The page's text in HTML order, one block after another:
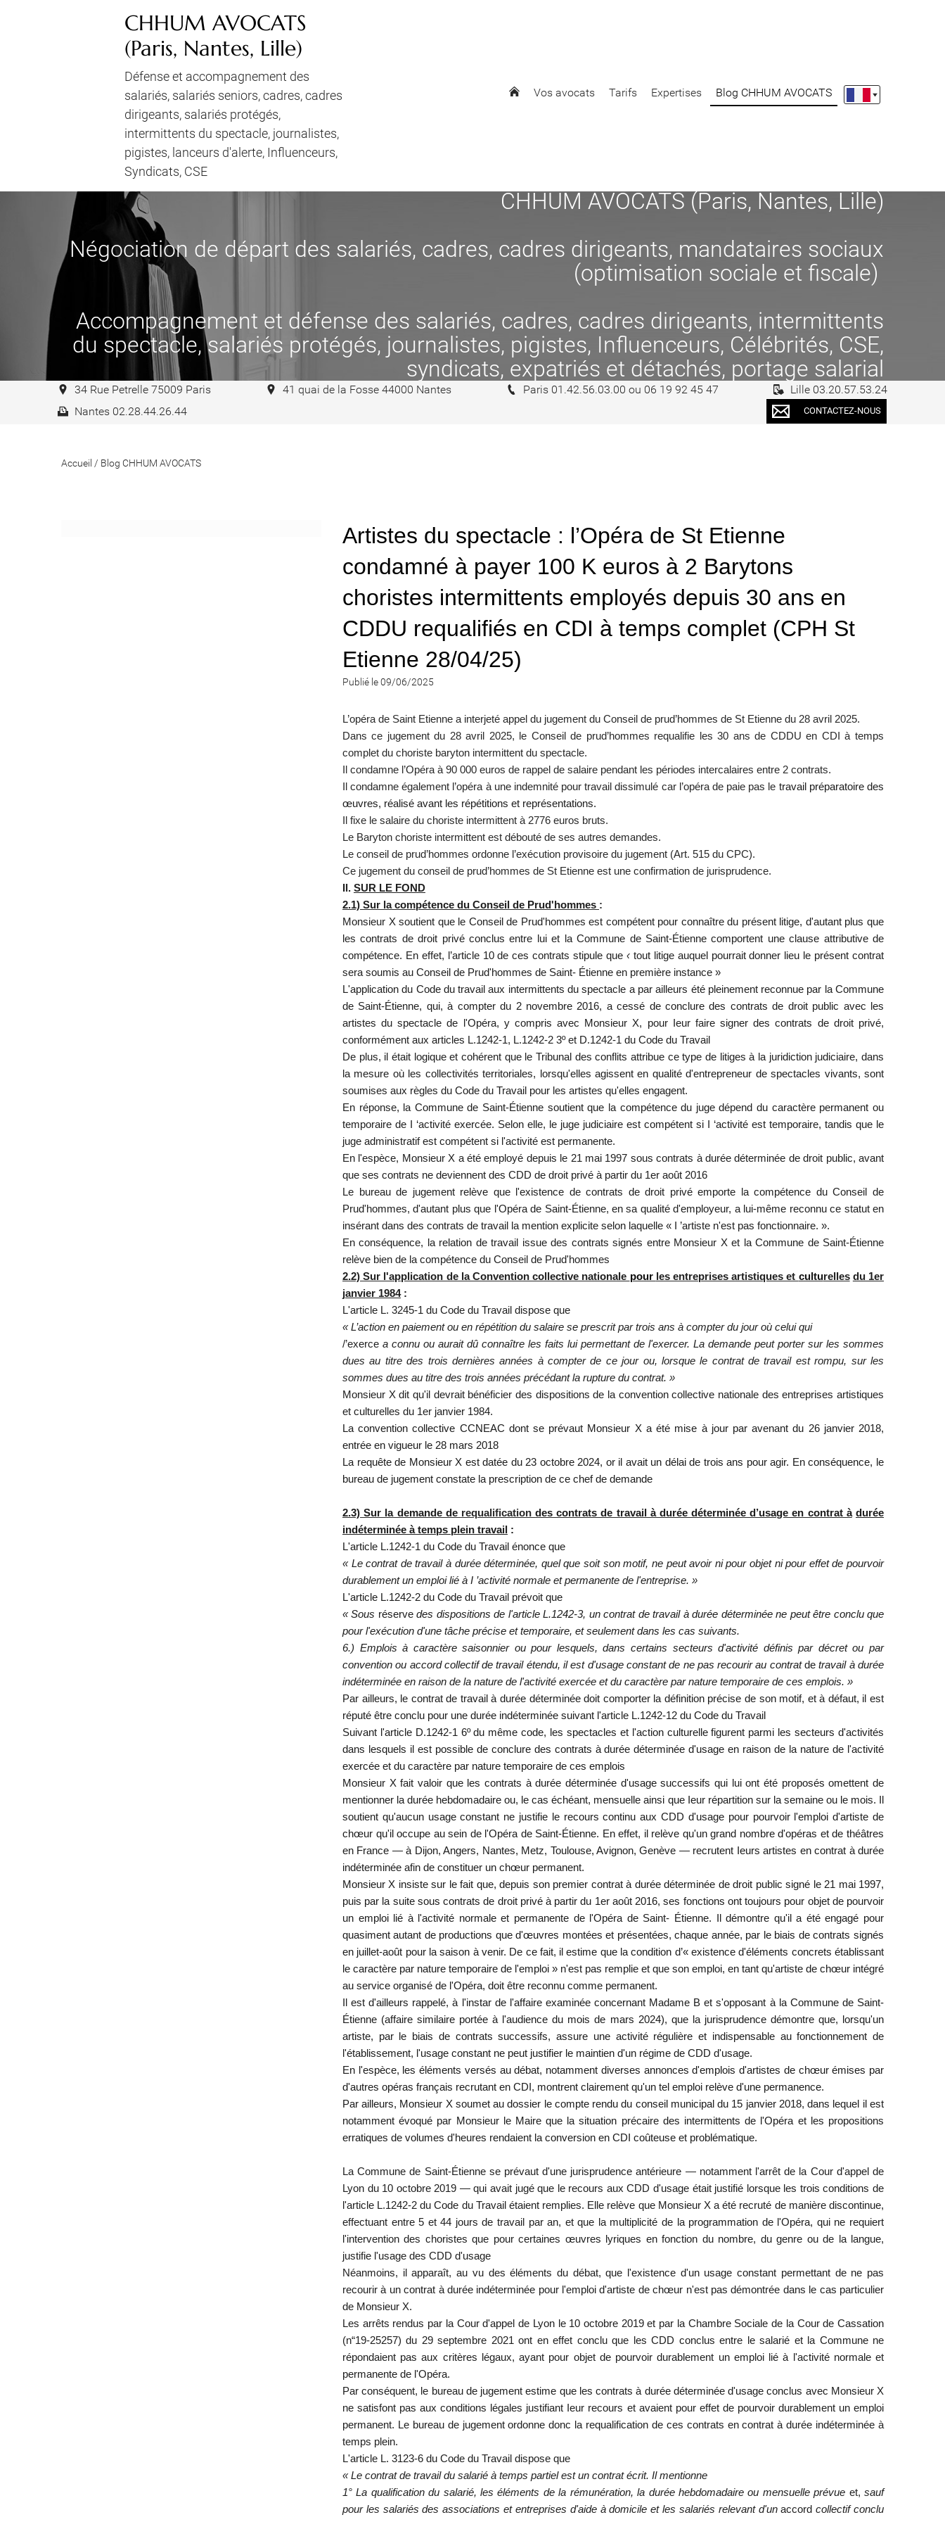
CHHUM AVOCATS
(Paris, Nantes, Lille)
Défense et accompagnement des
salariés, salariés seniors, cadres, cadres
dirigeants, salariés protégés,
intermittents du spectacle, journalistes,
pigistes, lanceurs d'alerte, Influenceurs,
Syndicats, CSE
Vos avocats Tarifs Expertises Blog CHHUM AVOCATS
CHHUM AVOCATS (Paris, Nantes, Lille)
Négociation de départ des salariés, cadres, cadres dirigeants, mandataires sociaux
(optimisation sociale et fiscale)
Accompagnement et défense des salariés, cadres, cadres dirigeants, intermittents
du spectacle, salariés protégés, journalistes, pigistes, Influenceurs, Célébrités, CSE,
syndicats, expatriés et détachés, portage salarial
34 Rue Petrelle 75009 Paris 41 quai de la Fosse 44000 Nantes Paris 01.42.56.03.00 ou 06 19 92 45 47
Lille 03.20.57.53.24
Nantes 02.28.44.26.44
CONTACTEZ-NOUS
Accueil / Blog CHHUM AVOCATS
Artistes du spectacle : l’Opéra de St Etienne
condamné à payer 100 K euros à 2 Barytons
choristes intermittents employés depuis 30 ans en
CDDU requalifiés en CDI à temps complet (CPH St
Etienne 28/04/25)
Publié le 09/06/2025
L’opéra de Saint Etienne a interjeté appel du jugement du Conseil de prud’hommes de St Etienne du 28 avril 2025.
Dans ce jugement du 28 avril 2025, le Conseil de prud’hommes requalifie les 30 ans de CDDU en CDI à temps
complet du choriste baryton intermittent du spectacle.
Il condamne l’Opéra à 90 000 euros de rappel de salaire pendant les périodes intercalaires entre 2 contrats.
Il condamne également l’opéra à une indemnité pour travail dissimulé car l’opéra de paie pas le travail préparatoire des
œuvres, réalisé avant les répétitions et représentations.
Il fixe le salaire du choriste intermittent à 2776 euros bruts.
Le Baryton choriste intermittent est débouté de ses autres demandes.
Le conseil de prud’hommes ordonne l’exécution provisoire du jugement (Art. 515 du CPC).
Ce jugement du conseil de prud’hommes de St Etienne est une confirmation de jurisprudence.
Il. SUR LE FOND
2.1) Sur la compétence du Conseil de Prud'hommes :
Monsieur X soutient que le Conseil de Prud'hommes est compétent pour connaître du présent litige, d'autant plus que
les contrats de droit privé conclus entre lui et la Commune de Saint-Étienne comportent une clause attributive de
compétence. En effet, l’article 10 de ces contrats stipule que ‹ tout litige auquel pourrait donner lieu le présent contrat
sera soumis au Conseil de Prud'hommes de Saint- Étienne en première instance »
L'application du Code du travail aux intermittents du spectacle a par ailleurs été pleinement reconnue par la Commune
de Saint-Étienne, qui, à compter du 2 novembre 2016, a cessé de conclure des contrats de droit public avec les
artistes du spectacle de l'Opéra, y compris avec Monsieur X, pour Ieur faire signer des contrats de droit privé,
conformément aux articles L.1242-1, L.1242-2 3º et D.1242-1 du Code du Travail
De plus, il était logique et cohérent que le Tribunal des conflits attribue ce type de litiges à la juridiction judiciaire, dans
la mesure où les collectivités territoriales, lorsqu'elles agissent en qualité d'entrepreneur de spectacles vivants, sont
soumises aux règles du Code du Travail pour les artistes qu'elles engagent.
En réponse, la Commune de Saint-Étienne soutient que la compétence du juge dépend du caractère permanent ou
temporaire de I ‘activité exercée. Selon elle, le juge judiciaire est compétent si I ‘activité est temporaire, tandis que le
juge administratif est compétent si l'activité est permanente.
En l'espèce, Monsieur X a été employé depuis le 21 mai 1997 sous contrats à durée déterminée de droit public, avant
que ses contrats ne deviennent des CDD de droit privé à partir du 1er août 2016
Le bureau de jugement relève que l'existence de contrats de droit privé emporte la compétence du Conseil de
Prud'hommes, d'autant plus que l'Opéra de Saint-Étienne, en sa qualité d'employeur, a lui-même reconnu ce statut en
insérant dans des contrats de travail la mention explicite selon laquelle « I ’artiste n'est pas fonctionnaire. ».
En conséquence, la relation de travail issue des contrats signés entre Monsieur X et la Commune de Saint-Étienne
relève bien de la compétence du Conseil de Prud'hommes
2.2) Sur l'application de la Convention collective nationale pour les entreprises artistiques et culturelles du 1er
janvier 1984:
L'article L. 3245-1 du Code du Travail dispose que
« L’action en paiement ou en répétition du salaire se prescrit par trois ans à compter du jour où celui qui
/’exerce a connu ou aurait dû connaître les faits lui permettant de l'exercer. La demande peut porter sur les sommes
dues au titre des trois dernières années à compter de ce jour ou, lorsque le contrat de travail est rompu, sur les
sommes dues au titre des trois années précédant la rupture du contrat. »
Monsieur X dit qu'il devrait bénéficier des dispositions de la convention collective nationale desentreprises artistiques
et culturelles du 1er janvier 1984.
La convention collective CCNEAC dont se prévaut Monsieur X a été mise à jour par avenant du 26 janvier 2018,
entrée en vigueur le 28 mars 2018
La requête de Monsieur X est datée du 23 octobre 2024, or il avait un délai de trois ans pour agir. En conséquence, le
bureau de jugement constate la prescription de ce chef de demande
2.3) Sur la demande de requalificationdes contrats de travail à durée déterminée d’usage en contrat à durée
indéterminée à temps plein travail :
L'article L.1242-1 du Code du Travail énonce que
« Le contrat de travail à durée déterminée, quel que soit son motif, ne peut avoir ni pour objet ni pour effet de pourvoir
durablement un emploi lié à I ’activité normale et permanente de l'entreprise. »
L'article L.1242-2 du Code du Travail prévoit que
« Sous réservedes dispositions de l'article L.1242-3, un contrat de travail à durée déterminée ne peut être conclu que
pour l'exécution d'une tâche précise et temporaire, et seulement dans les cas suivants.
6.) Emplois à caractère saisonnier ou pour lesquels, dans certains secteurs d'activité définis par décret ou par
convention ou accord collectif de travail étendu, il est d'usage constant de ne pas recourir au contratdetravail à durée
indéterminée en raison de la nature de l'activité exercée et du caractère par nature temporaire de ces emplois. »
Par ailleurs, le contrat de travail à durée déterminée doit comporter la définition précise de son motif, et à défaut, il est
réputé être conclu pour une durée indéterminée suivant l'article L.1242-12 du Code du Travail
Suivant l'article D.1242-1 6º du même code, les spectacles et l'action culturelle figurent parmi les secteurs d'activités
dans lesquels il est possible de conclure des contrats à durée déterminée d'usage en raison de la nature de l'activité
exercée et du caractère par nature temporaire de ces emplois
Monsieur X fait valoir que les contrats à durée déterminée d'usage successifs qui lui ont été proposés omettent de
mentionner la durée hebdomadaire ou, le cas échéant, mensuelle ainsi que Ieur répartition sur la semaine ou le mois. Il
soutient qu'aucun usage constant ne justifie le recours continu aux CDD d'usage pour pourvoir l'emploi d'artiste de
chœur qu'il occupe au sein de l'Opéra de Saint-Étienne. En effet, il relève qu'un grand nombre d'opéras et de théâtres
en France — à Dijon, Angers, Nantes, Metz, Toulouse, Avignon, Genève — recrutent Ieurs artistes en contrat à durée
indéterminée afin de constituer un chœur permanent.
Monsieur X insiste sur le fait que, depuis son premier contrat à durée déterminée de droit public signé le 21 mai 1997,
puis par la suite sous contrats de droit privé à partir du 1er août 2016, ses fonctions ont toujours pour objet de pourvoir
un emploi lié à l'activité normale et permanente de l'Opéra de Saint- Étienne. Il démontre qu'il a été engagé pour
quasiment autant de productions que d'œuvres montées et présentées, chaque année, par le biais de contrats signés
en juillet-août pour la saison à venir. De ce fait, il estime que la condition d’« existence d'éléments concrets établissant
le caractère par nature temporaire de l'emploi » n'est pas remplie et que son emploi, en tant qu'artiste de chœur intégré
au service organisé de l'Opéra, doit être reconnu comme permanent.
Il est d'ailleurs rappelé, à l'instar de l'affaire examinée concernant Madame B et s'opposant à la Commune de Saint-
Étienne (affaire similaire portée à l'audience du mois de mars 2024), que la jurisprudence démontre que, lorsqu'un
artiste, par le biais de contrats successifs, assure une activité régulière et indispensable au fonctionnement de
l'établissement, l'usage constant ne peut justifier le maintien d'un régime de CDD d'usage.
En l'espèce, les éléments versés au débat, notamment diverses annonces d'emplois d'artistes de chœur émises par
d'autres opéras français recrutant en CDI, montrent clairement qu'un tel emploi relève d'une permanence.
Par ailleurs, Monsieur X soumet au dossier le compte rendu du conseil municipal du 15 janvier 2018, dans lequel il est
notamment évoqué par Monsieur le Maire que la situation précaire des intermittents de l'Opéra et les propositions
erratiques de volumes d'heures rendaient la conversion en CDI coûteuse et problématique.
La Commune de Saint-Étienne se prévaut d'une jurisprudence antérieure — notamment l'arrêt de la Cour d'appel de
Lyon du 10 octobre 2019 — qui avait jugé que le recours aux CDD d'usage était justifié lorsque les trois conditions de
l'article L.1242-2 du Code du Travail étaient remplies. Elle relève que Monsieur X a été recruté de manière discontinue,
effectuant entre 5 et 44 jours de travail par an, et que la multiplicité de la programmation de l'Opéra, qui ne requiert
l'intervention des choristes que pour certaines œuvres lyriques en fonction du nombre, du genre ou de la langue,
justifie l'usage des CDD d'usage
Néanmoins, il apparaît, au vu des éléments du débat, que l'existence d'un usage constant permettant de ne pas
recourir à un contrat à durée indéterminée pour l'emploi d'artiste de chœur n'est pas démontrée dans le cas particulier
de Monsieur X.
Les arrêts rendus par la Cour d'appel de Lyon le 10 octobre 2019 et par la Chambre Sociale de la Cour de Cassation
(n“19-25257) du 29 septembre 2021 ont en effet conclu que les CDD conclus entre le salarié et la Commune ne
répondaient pas aux critères légaux, ayant pour objet de pourvoir durablement un emploi lié à l'activité normale et
permanente de l'Opéra.
Par conséquent, le bureau de jugement estime que les contrats à durée déterminée d'usage conclus avec Monsieur X
ne satisfont pas aux conditions légales justifiant Ieur recours et avaient pour effet de pourvoir durablement un emploi
permanent. Le bureau de jugement ordonne donc la requalification de ces contrats en contrat à durée indéterminée à
temps plein.
L'article L. 3123-6 du Code du Travail dispose que
« Le contrat de travail du salarié à temps partiel est un contrat écrit. Il mentionne
1° La qualification du salarié, les éléments de la rémunération, la durée hebdomadaire ou mensuelle prévue et, sauf
pour les salariés des associations et entreprises d'aide à domicile et les salariés relevant d'unaccordcollectif conclu